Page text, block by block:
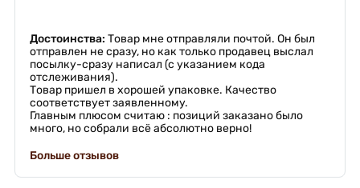
Достоинства: Товар мне отправляли почтой. Он был
отправлен не сразу, но как только продавец выслал
посылку-сразу написал (с указанием кода
отслеживания).
Товар пришел в хорошей упаковке. Качество
соответствует заявленному.
Главным плюсом считаю : позиций заказано было
много, но собрали всё абсолютно верно!
Больше отзывов